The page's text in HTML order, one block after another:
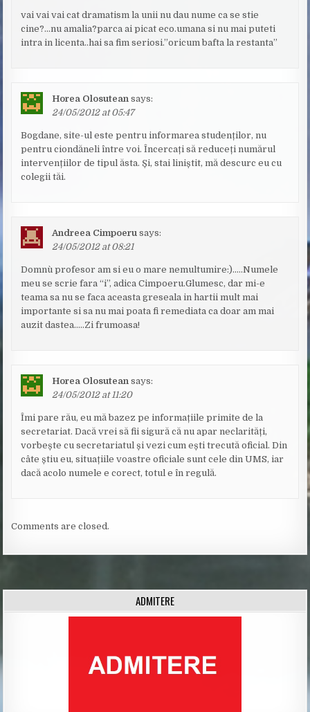
vai vai vai cat dramatism la unii nu dau nume ca se stie
cine?…nu amalia?parca ai picat eco.umana si nu mai puteti
intra in licenta..hai sa fim seriosi.”oricum bafta la restanta”
Horea Olosutean says:
24/05/2012 at 05:47
Bogdane, site-ul este pentru informarea studenților, nu
pentru ciondăneli între voi. Încercați să reduceți numărul
intervențiilor de tipul ăsta. Și, stai liniștit, mă descurc eu cu
colegii tăi.
Andreea Cimpoeru says:
24/05/2012 at 08:21
Domnu` profesor am si eu o mare nemultumire:)…..Numele
meu se scrie fara “i”, adica Cimpoeru.Glumesc, dar mi-e
teama sa nu se faca aceasta greseala in hartii mult mai
importante si sa nu mai poata fi remediata ca doar am mai
auzit dastea…..Zi frumoasa!
Horea Olosutean says:
24/05/2012 at 11:20
Îmi pare rău, eu mă bazez pe informațiile primite de la
secretariat. Dacă vrei să fii sigură că nu apar neclarități,
vorbește cu secretariatul și vezi cum ești trecută oficial. Din
câte știu eu, situațiile voastre oficiale sunt cele din UMS, iar
dacă acolo numele e corect, totul e în regulă.
Comments are closed.
ADMITERE